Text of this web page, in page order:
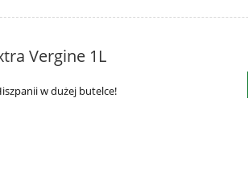
Vergine 1L
w dużej butelce!